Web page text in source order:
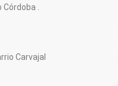
.
Carvajal